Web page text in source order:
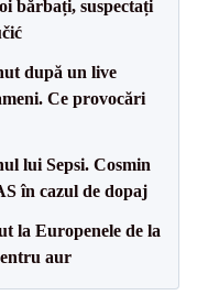
bărbați, suspectați
după un live
Ce provocări
lui Sepsi. Cosmin
în cazul de dopaj
la Europenele de la
aur